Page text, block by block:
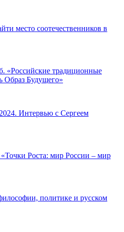
место соотечественников в
«Российские традиционные
Образ Будущего»
Интервью с Сергеем
Роста: мир России – мир
политике и русском